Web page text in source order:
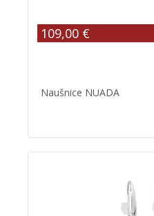
109,00 €
Naušnice NUADA